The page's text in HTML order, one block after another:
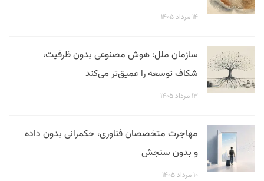
۱۴ مرداد ۱۴۰۵
سازمان ملل: هوش مصنوعی بدون ظرفیت،
شکاف توسعه را عمیق‌تر می‌کند
۱۳ مرداد ۱۴۰۵
مهاجرت متخصصان فناوری، حکمرانی بدون داده
و بدون سنجش
۱۰ مرداد ۱۴۰۵